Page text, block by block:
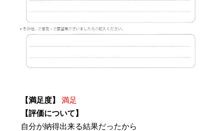
【満足度】
満足
【評価について】
自分が納得出来る結果だったから